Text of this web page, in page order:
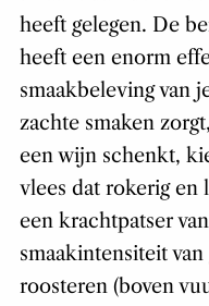
heeft gelegen. De
heeft een enorm
smaakbeleving van
zachte smaken
een wijn schenkt,
vlees dat rokerig en
een krachtpatser
smaakintensiteit
roosteren (boven